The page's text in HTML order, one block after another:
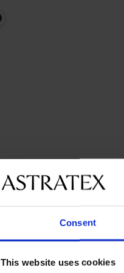
Consent
This website uses cookies